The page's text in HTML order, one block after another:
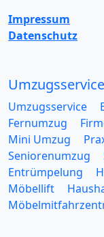
Impressum
Datenschutz
Umzugsservice
Umzugsservice
Fernumzug
Mini Umzug
Seniorenumzug
Entrümpelung
Möbellift